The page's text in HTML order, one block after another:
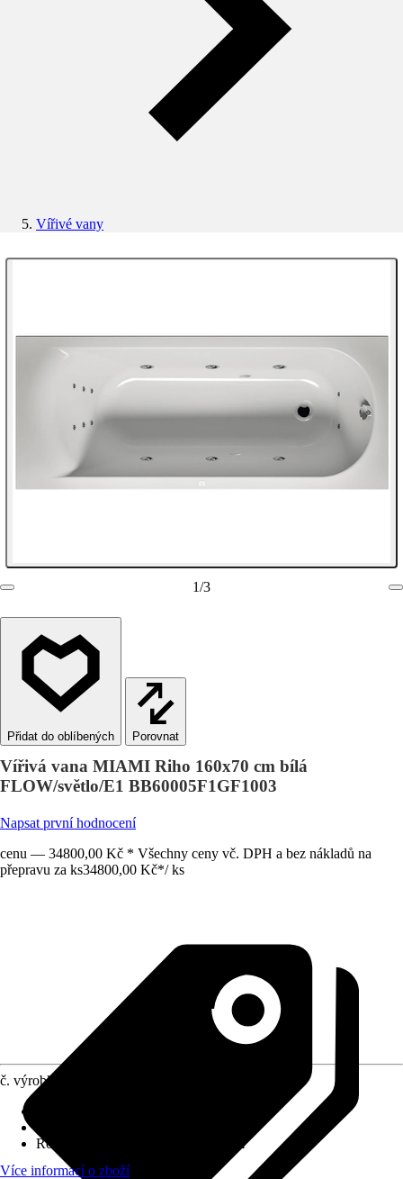
Vířivé vany
1/3
Porovnat
Vířivá vana MIAMI Riho 160x70 cm bílá
FLOW/světlo/E1 BB60005F1GF1003
Napsat první hodnocení
cenu — 34800,00 Kč * Všechny ceny vč. DPH a bez nákladů na
přepravu za ks34800,00 Kč*/ ks
č. výrobku
Rozměry (DxŠxV)
90 x 70 x 43 cm
Více informací o zboží